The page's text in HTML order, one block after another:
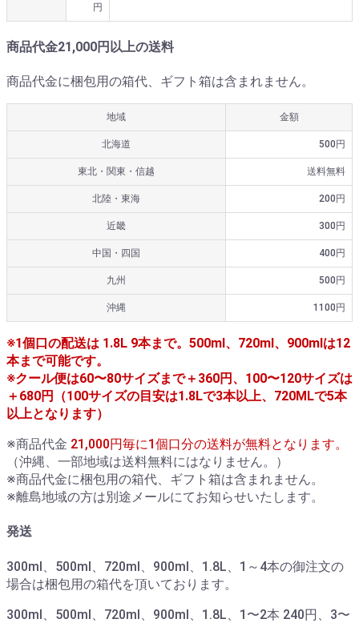
円
商品代金21,000円以上の送料
商品代金に梱包用の箱代、ギフト箱は含まれません。
地域 金額
北海道 500円
東北・関東・信越 送料無料
北陸・東海 200円
近畿 300円
中国・四国 400円
九州 500円
沖縄 1100円
※1個口の配送は 1.8L 9本まで。500ml、720ml、900mlは12
本まで可能です。
※クール便は60〜80サイズまで＋360円、100〜120サイズは
＋680円（100サイズの目安は1.8Lで3本以上、720MLで5本
以上となります）
※商品代金 21,000円毎に1個口分の送料が無料となります。
（沖縄、一部地域は送料無料にはなりません。）
※商品代金に梱包用の箱代、ギフト箱は含まれません。
※離島地域の方は別途メールにてお知らせいたします。
発送
300ml、500ml、720ml、900ml、1.8L、1～4本の御注文の
場合は梱包用の箱代を頂いております。
300ml、500ml、720ml、900ml、1.8L、1〜2本 240円、3〜